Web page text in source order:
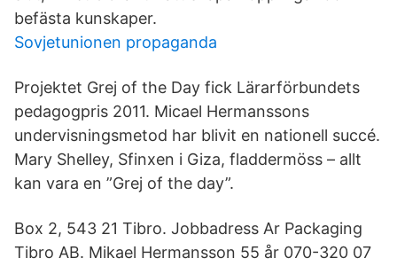
befästa kunskaper.
Sovjetunionen propaganda
Projektet Grej of the Day fick Lärarförbundets
pedagogpris 2011. Micael Hermanssons
undervisningsmetod har blivit en nationell succé.
Mary Shelley, Sfinxen i Giza, fladdermöss – allt
kan vara en ”Grej of the day”.
Box 2, 543 21 Tibro. Jobbadress Ar Packaging
Tibro AB. Mikael Hermansson 55 år 070-320 07